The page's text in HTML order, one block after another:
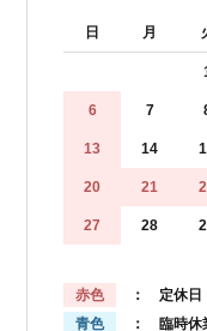
日 月
6 7
13 14
20 21
27 28
赤色
： 定休日
青色
： 臨時休